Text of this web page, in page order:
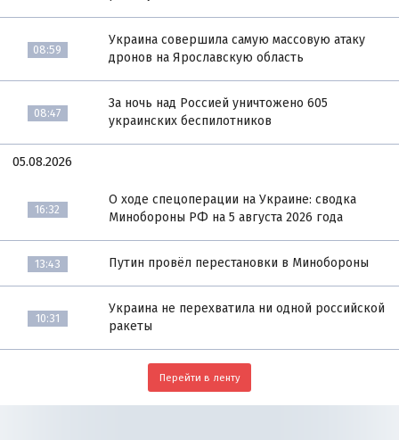
08:59
Украина совершила самую массовую атаку
дронов на Ярославскую область
08:47
За ночь над Россией уничтожено 605
украинских беспилотников
05.08.2026
16:32
О ходе спецоперации на Украине: сводка
Минобороны РФ на 5 августа 2026 года
13:43 Путин провёл перестановки в Минобороны
10:31
Украина не перехватила ни одной российской
ракеты
Перейти в ленту